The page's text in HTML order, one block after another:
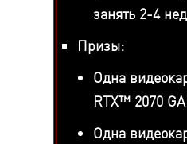
занять 2-4
Призы:
Одна
RTX™ 2070
Одна